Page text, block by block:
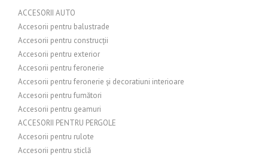
ACCESORII AUTO
Accesorii pentru balustrade
Accesorii pentru construcții
Accesorii pentru exterior
Accesorii pentru feronerie
Accesorii pentru feronerie și decoratiuni interioare
Accesorii pentru fumători
Accesorii pentru geamuri
ACCESORII PENTRU PERGOLE
Accesorii pentru rulote
Accesorii pentru sticlă